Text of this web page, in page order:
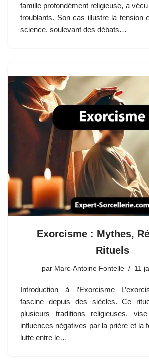
famille profondément religieuse, a
troublants. Son cas illustre la tension
science, soulevant des débats…
Exorcisme : Mythes,
Rituels
par Marc-Antoine Fontelle 11
Introduction à l’Exorcisme
fascine depuis des siècles. Ce
plusieurs traditions religieuses,
influences négatives par la prière et la
lutte entre le…